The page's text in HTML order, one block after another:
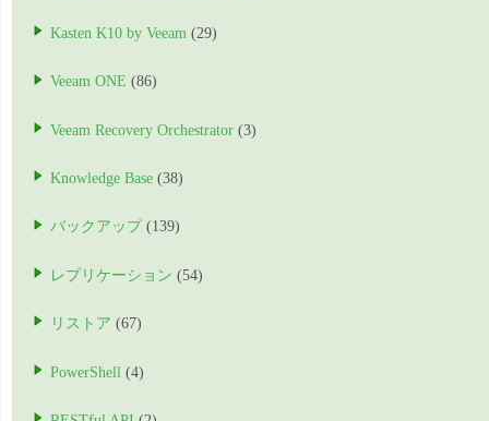
Kasten K10 by Veeam (29)
Veeam ONE (86)
Veeam Recovery Orchestrator (3)
Knowledge Base (38)
バックアップ (139)
レプリケーション (54)
リストア (67)
PowerShell (4)